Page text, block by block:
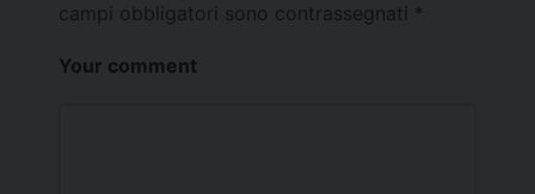
campi obbligatori sono contrassegnati *
Your comment